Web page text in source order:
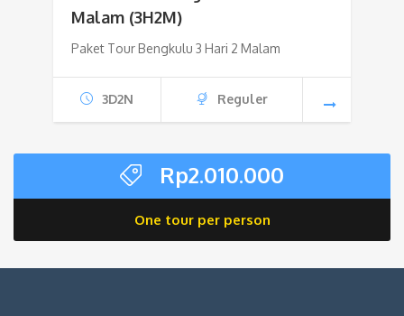
Malam (3H2M)
Paket Tour Bengkulu 3 Hari 2 Malam
3D2N Reguler
Rp2.010.000
One tour per person